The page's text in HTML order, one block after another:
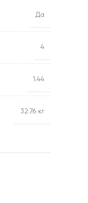
Да
4
1.44
32.76 кг